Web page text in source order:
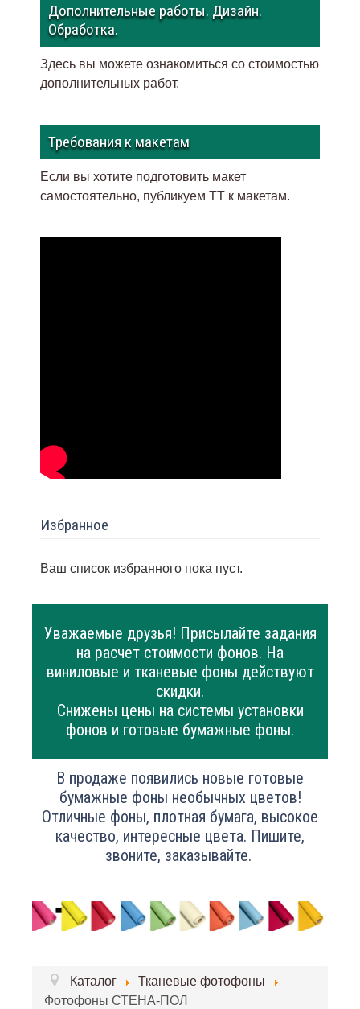
Дополнительные работы. Дизайн.
Обработка.
Здесь вы можете ознакомиться со стоимостью
дополнительных работ.
Требования к макетам
Если вы хотите подготовить макет
самостоятельно, публикуем ТТ к макетам.
Избранное
Ваш список избранного пока пуст.
Уважаемые друзья! Присылайте задания
на расчет стоимости фонов. На
виниловые и тканевые фоны действуют
скидки.
Снижены цены на системы установки
фонов и готовые бумажные фоны.
В продаже появились новые готовые
бумажные фоны необычных цветов!
Отличные фоны, плотная бумага, высокое
качество, интересные цвета. Пишите,
звоните, заказывайте.
Каталог
Тканевые фотофоны
Фотофоны СТЕНА-ПОЛ